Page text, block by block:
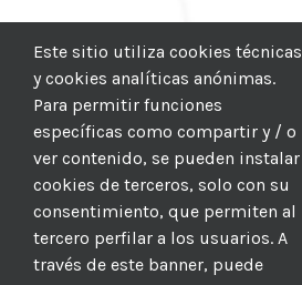
Este sitio utiliza cookies técnicas
y cookies analíticas anónimas.
Para permitir funciones
específicas como compartir y / o
ver contenido, se pueden instalar
cookies de terceros, solo con su
consentimiento, que permiten al
tercero perfilar a los usuarios. A
través de este banner, puede